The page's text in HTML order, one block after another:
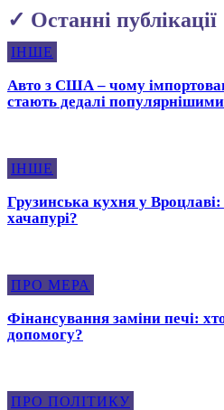
✓ Останні публікації
ІНШЕ
Авто з США – чому
стають дедалі
ІНШЕ
Грузинська кухня у
хачапурі?
ПРО МЕРА
Фінансування заміни печі:
допомогу?
ПРО ПОЛІТИКУ